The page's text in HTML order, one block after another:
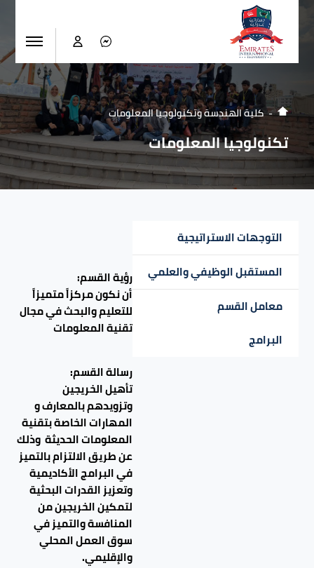
كلية الهندسة وتكنولوجيا المعلومات
تكنولوجيا المعلومات
التوجهات الاستراتيجية
المستقبل الوظيفي والعلمي
معامل القسم
البرامج
رؤية القسم:
أن نكون مركزاً متميزاً
للتعليم والبحث في مجال
تقنية المعلومات
رسالة القسم:
تأهيل الخريجين
وتزويدهم بالمعارف و
المهارات الخاصة بتقنية
المعلومات الحديثة وذلك
عن طريق الالتزام بالتميز
في البرامج الأكاديمية
وتعزيز القدرات البحثية
لتمكين الخريجين من
المنافسة والتميز في
سوق العمل المحلي
والإقليمي.